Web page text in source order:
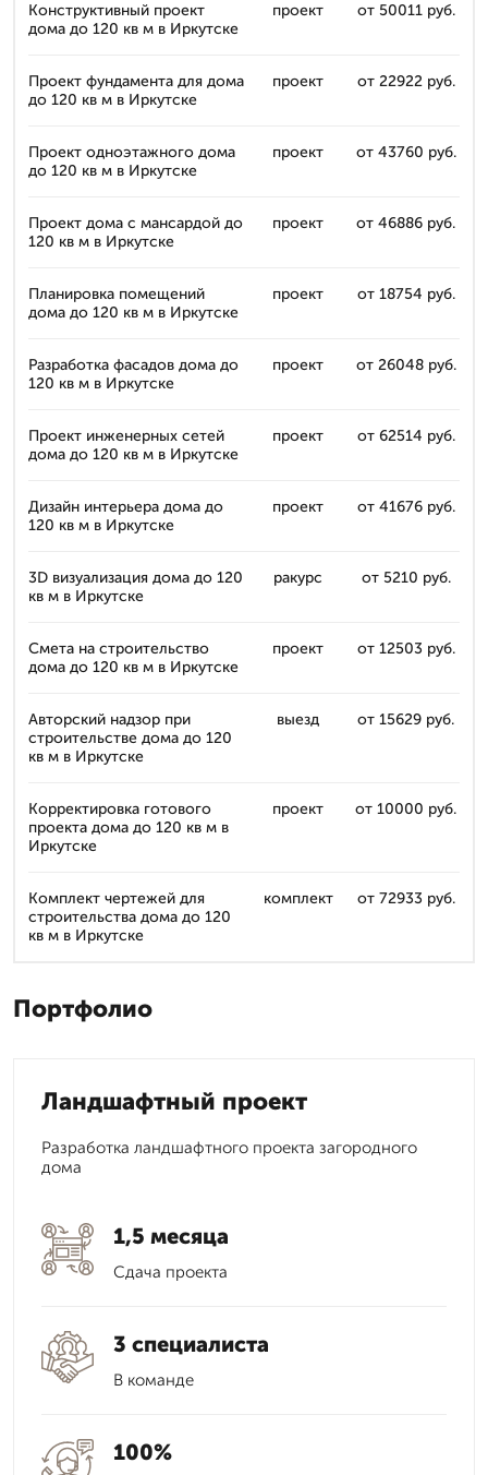
Конструктивный проект
дома до 120 кв м в Иркутске
проект от 50011 руб.
Проект фундамента для дома
до 120 кв м в Иркутске
проект от 22922 руб.
Проект одноэтажного дома
до 120 кв м в Иркутске
проект от 43760 руб.
Проект дома с мансардой до
120 кв м в Иркутске
проект от 46886 руб.
Планировка помещений
дома до 120 кв м в Иркутске
проект от 18754 руб.
Разработка фасадов дома до
120 кв м в Иркутске
проект от 26048 руб.
Проект инженерных сетей
дома до 120 кв м в Иркутске
проект от 62514 руб.
Дизайн интерьера дома до
120 кв м в Иркутске
проект от 41676 руб.
3D визуализация дома до 120
кв м в Иркутске
ракурс от 5210 руб.
Смета на строительство
дома до 120 кв м в Иркутске
проект от 12503 руб.
Авторский надзор при
строительстве дома до 120
кв м в Иркутске
выезд от 15629 руб.
Корректировка готового
проекта дома до 120 кв м в
Иркутске
проект от 10000 руб.
Комплект чертежей для
строительства дома до 120
кв м в Иркутске
комплект от 72933 руб.
Портфолио
Ландшафтный проект
Разработка ландшафтного проекта загородного
дома
1,5 месяца
Сдача проекта
3 специалиста
В команде
100%